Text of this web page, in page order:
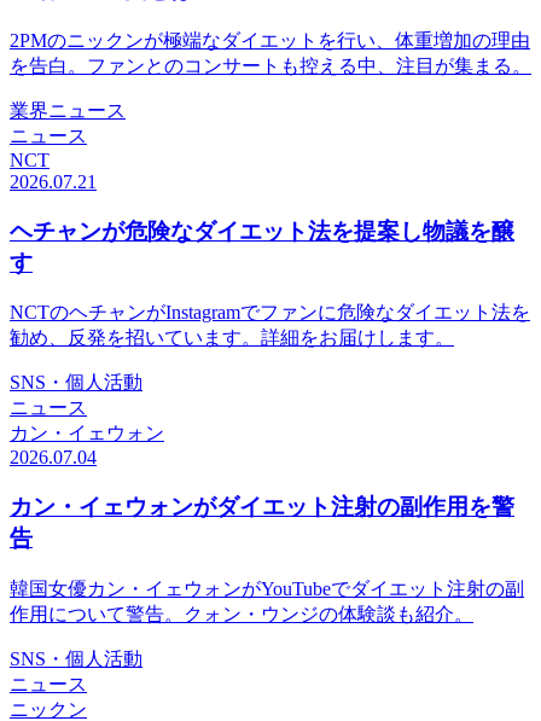
2PMのニックンが極端なダイエットを行い、体重増加の理由
を告白。ファンとのコンサートも控える中、注目が集まる。
業界ニュース
ニュース
NCT
2026.07.21
ヘチャンが危険なダイエット法を提案し物議を醸
す
NCTのヘチャンがInstagramでファンに危険なダイエット法を
勧め、反発を招いています。詳細をお届けします。
SNS・個人活動
ニュース
カン・イェウォン
2026.07.04
カン・イェウォンがダイエット注射の副作用を警
告
韓国女優カン・イェウォンがYouTubeでダイエット注射の副
作用について警告。クォン・ウンジの体験談も紹介。
SNS・個人活動
ニュース
ニックン